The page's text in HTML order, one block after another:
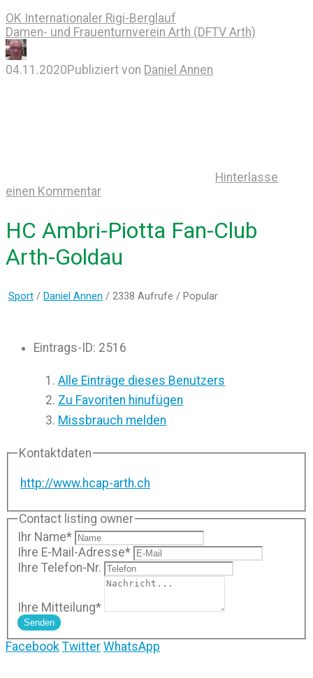
OK Internationaler Rigi-Berglauf
Damen- und Frauenturnverein Arth (DFTV Arth)
04.11.2020Publiziert von Daniel Annen
Hinterlasse
einen Kommentar
HC Ambri-Piotta Fan-Club
Arth-Goldau
Sport / Daniel Annen / 2338 Aufrufe / Popular
Eintrags-ID: 2516
Alle Einträge dieses Benutzers
Zu Favoriten hinufügen
Missbrauch melden
Kontaktdaten
http://www.hcap-arth.ch
Contact listing owner
Ihr Name*
Ihre E-Mail-Adresse*
Ihre Telefon-Nr.
Ihre Mitteilung*
Senden
Facebook Twitter WhatsApp